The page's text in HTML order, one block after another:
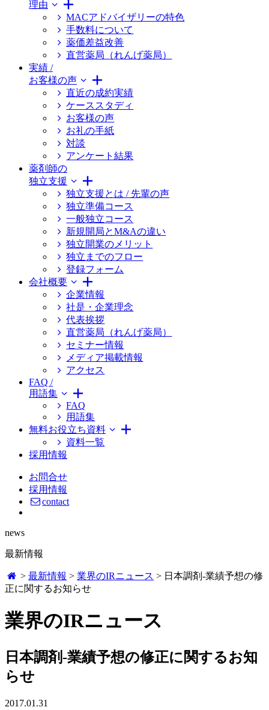
理由
MACアドバイザリーの特色
手数料について
薬価差益改善
直営薬局（れんげ薬局）
実績 /
お客様の声
直近の成約実績
ケーススタディ
お客様の声
お礼の手紙
対談
アンケート結果
薬剤師の
独立支援
独立支援とは / 先輩の声
独立準備コース
一般独立コース
新規開局とM&Aの違い
独立開業のメリット
独立までのフロー
登録フォーム
会社概要
企業情報
社是・企業理念
代表挨拶
直営薬局（れんげ薬局）
セミナー情報
メディア掲載情報
アクセス
FAQ /
用語集
FAQ
用語集
無料お役立ち資料
資料一覧
採用情報
お問合せ
採用情報
contact
news
最新情報
>最新情報 >業界のIRニュース > 日本調剤-業績予想の修
正に関するお知らせ
業界のIRニュース
日本調剤-業績予想の修正に関するお知
らせ
2017.01.31